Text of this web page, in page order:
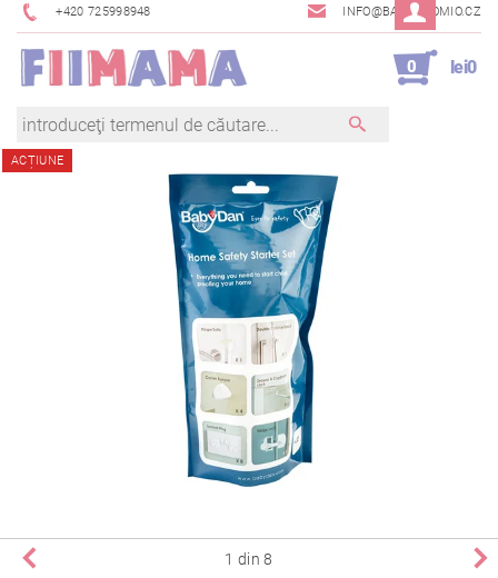
+420 725998948 INFO@BAMBINOMIO.CZ
0 lei0
ACȚIUNE
1 din 8